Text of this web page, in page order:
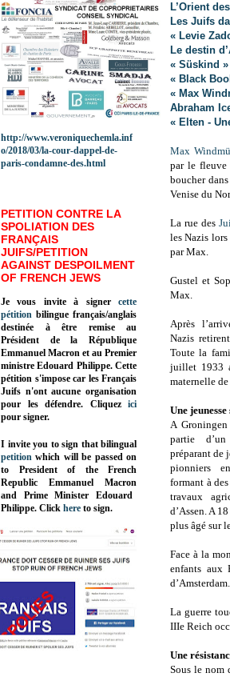
L’Orient
Les Juifs
« Levie
Le destin
« Süskind
« Black
« Max
Abraham
« Elten -
Max
par le fleuve
boucher
Venise du
La rue des
les Nazis
par Max.
Gustel et
Max.
Après
Nazis
Toute la
juillet 1933
maternelle
Une
A
partie
préparant de
pionniers
formant à
travaux
d’Assen. A
plus âgé sur
Face à la
enfants aux
d’Amsterdam.
La guerre
IIIe Reich
Une
Sous le nom
http://www.veroniquechemla.inf
o/2018/03/la-cour-dappel-de-
paris-condamne-des.html
PETITION CONTRE LA
SPOLIATION DES
FRANÇAIS
JUIFS/PETITION
AGAINST DESPOILMENT
OF FRENCH JEWS
Je vous invite à signer cette
pétition bilingue français/anglais
destinée à être remise au
Président de la République
Emmanuel Macron et au Premier
ministre Edouard Philippe. Cette
pétition s'impose car les Français
Juifs n'ont aucune organisation
pour les défendre. Cliquez
ici
pour signer.
I invite you to sign that bilingual
petition which will be passed on
to President of the French
Republic Emmanuel Macron
and Prime Minister Edouard
Philippe. Click here to sign.